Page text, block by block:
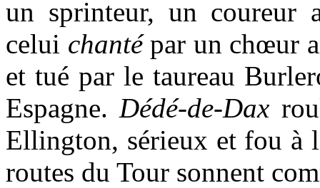
un sprinteur, un coureur
celui chantépar un chœur
et tué par le taureau
Espagne. Dédé-de-Dax
Ellington, sérieux et fou à
routes du Tour sonnent